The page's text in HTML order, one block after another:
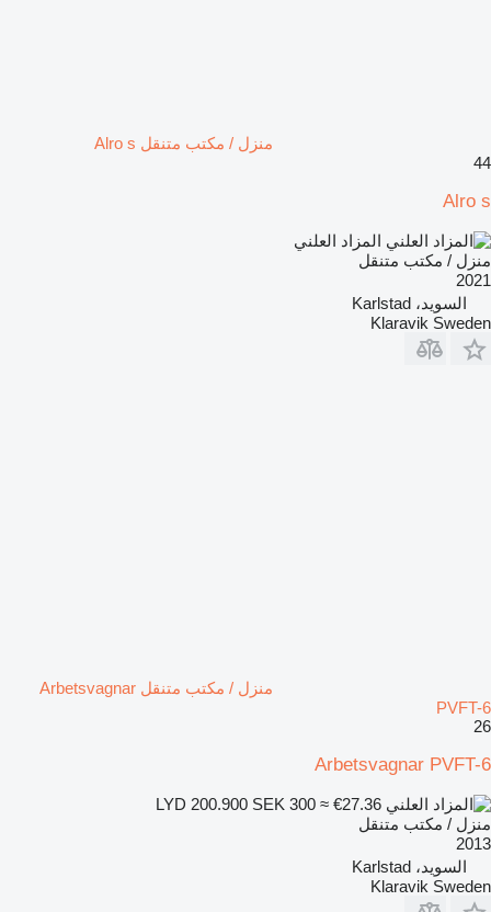
منزل / مكتب متنقل Alro s
44
Alro s
المزاد العلني
منزل / مكتب متنقل
2021
السويد، Karlstad
Klaravik Sweden
منزل / مكتب متنقل Arbetsvagnar
PVFT-6
26
Arbetsvagnar PVFT-6
SEK 300 ≈ €27.36
منزل / مكتب متنقل
2013
السويد، Karlstad
Klaravik Sweden